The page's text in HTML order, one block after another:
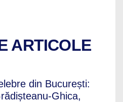
ARTICOLE
din București:
Ghica,